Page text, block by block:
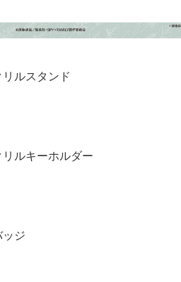
ルスタンド
リルキーホルダー
ッジ